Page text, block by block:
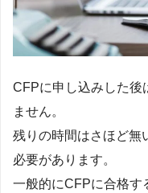
CFPに申し込みした後
ません。
残りの時間はさほど無
必要があります。
一般的にCFPに合格す